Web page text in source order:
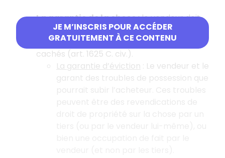
JE M’INSCRIS POUR ACCÉDER
GRATUITEMENT À CE CONTENU
La garantie de la chose :le vendeur doit
garantir à l’acheteur une possession
paisible de la chose ainsi que les vices
cachés (art. 1625 C. civ.).
La garantie d’éviction : Le vendeur et le
garant des troubles de possession que